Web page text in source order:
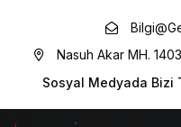
Nasuh Akar MH.
Sosyal Medyada Bizi